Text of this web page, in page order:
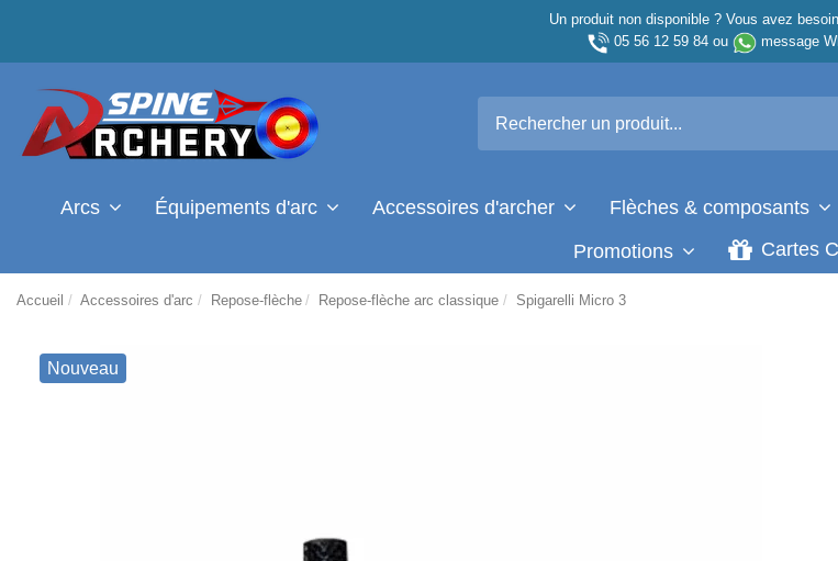
Un produit non disponible ? Vous avez
05 56 12 59 84ou message
Arcs Équipements d'arc Accessoires d'archer Flèches & composants
Promotions Cartes
Accueil Accessoires d'arc Repose-flèche Repose-flèche arc classique Spigarelli Micro 3
Nouveau